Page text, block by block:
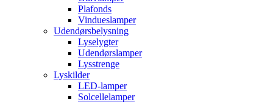
Plafonds
Vindueslamper
Udendørsbelysning
Lyselygter
Udendørslamper
Lysstrenge
Lyskilder
LED-lamper
Solcellelamper